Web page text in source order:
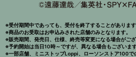
※受付期間中であっても、受付を終了することがあります
※商品のお受取はお申込みされた店舗のみとなります。
※販売期間、発売日、仕様、終売等変更になる場合がござ
※予約開始は当日10時～ですが、異なる場合もございます
※一部店舗、ミニストップLoppi、ローソンストア100で